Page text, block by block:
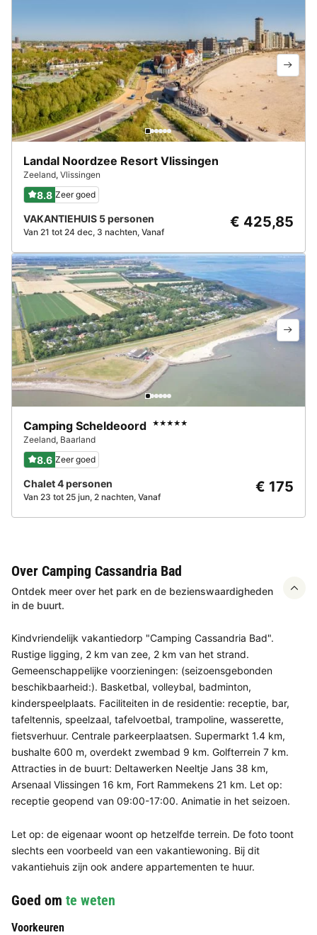
Landal Noordzee Resort Vlissingen
Zeeland, Vlissingen
8.8 Zeer goed
VAKANTIEHUIS 5 personen
Van 21 tot 24 dec, 3 nachten, Vanaf
€ 425,85
Camping Scheldeoord ★★★★★
Zeeland, Baarland
8.6 Zeer goed
Chalet 4 personen
Van 23 tot 25 jun, 2 nachten, Vanaf
€ 175
Over Camping Cassandria Bad
Ontdek meer over het park en de bezienswaardigheden
in de buurt.
Kindvriendelijk vakantiedorp "Camping Cassandria Bad".
Rustige ligging, 2 km van zee, 2 km van het strand.
Gemeenschappelijke voorzieningen: (seizoensgebonden
beschikbaarheid:). Basketbal, volleybal, badminton,
kinderspeelplaats. Faciliteiten in de residentie: receptie, bar,
tafeltennis, speelzaal, tafelvoetbal, trampoline, wasserette,
fietsverhuur. Centrale parkeerplaatsen. Supermarkt 1.4 km,
bushalte 600 m, overdekt zwembad 9 km. Golfterrein 7 km.
Attracties in de buurt: Deltawerken Neeltje Jans 38 km,
Arsenaal Vlissingen 16 km, Fort Rammekens 21 km. Let op:
receptie geopend van 09:00-17:00. Animatie in het seizoen.
Let op: de eigenaar woont op hetzelfde terrein. De foto toont
slechts een voorbeeld van een vakantiewoning. Bij dit
vakantiehuis zijn ook andere appartementen te huur.
Goed om te weten
Voorkeuren